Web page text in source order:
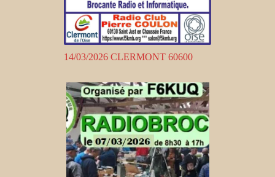
14/03/2026 CLERMONT 60600